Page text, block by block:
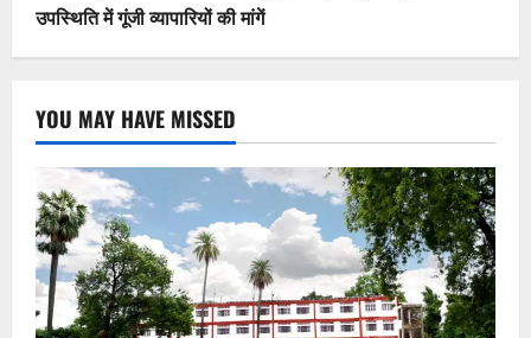
उपस्थिति में गूंजी व्यापारियों की मांगें
YOU MAY HAVE MISSED